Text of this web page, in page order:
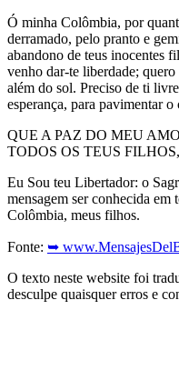
Ó minha Colômbia, por
derramado, pelo pranto e
abandono de teus inocentes
venho dar-te liberdade;
além do sol. Preciso de ti
esperança, para pavimentar
QUE A PAZ DO MEU
TODOS OS TEUS
Eu Sou teu Libertador: o
mensagem ser conhecida em
Colômbia, meus filhos.
Fonte: ➥
O texto neste website foi
desculpe quaisquer erros e